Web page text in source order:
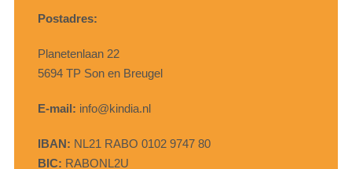
Postadres:
Planetenlaan 22
5694 TP Son en Breugel
E-mail: info@kindia.nl
IBAN: NL21 RABO 0102 9747 80
BIC: RABONL2U